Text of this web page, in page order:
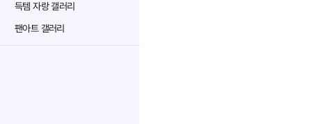
득템 자랑 갤러리
팬아트 갤러리